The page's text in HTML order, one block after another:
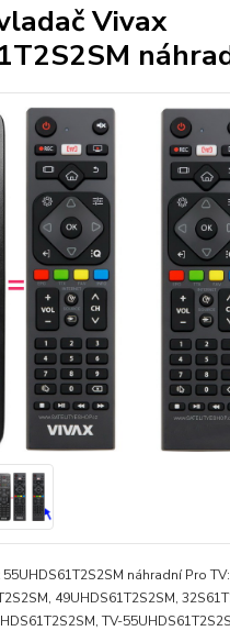
Vivax
náhradní Pro TV:
49UHDS61T2S2SM,
TV-